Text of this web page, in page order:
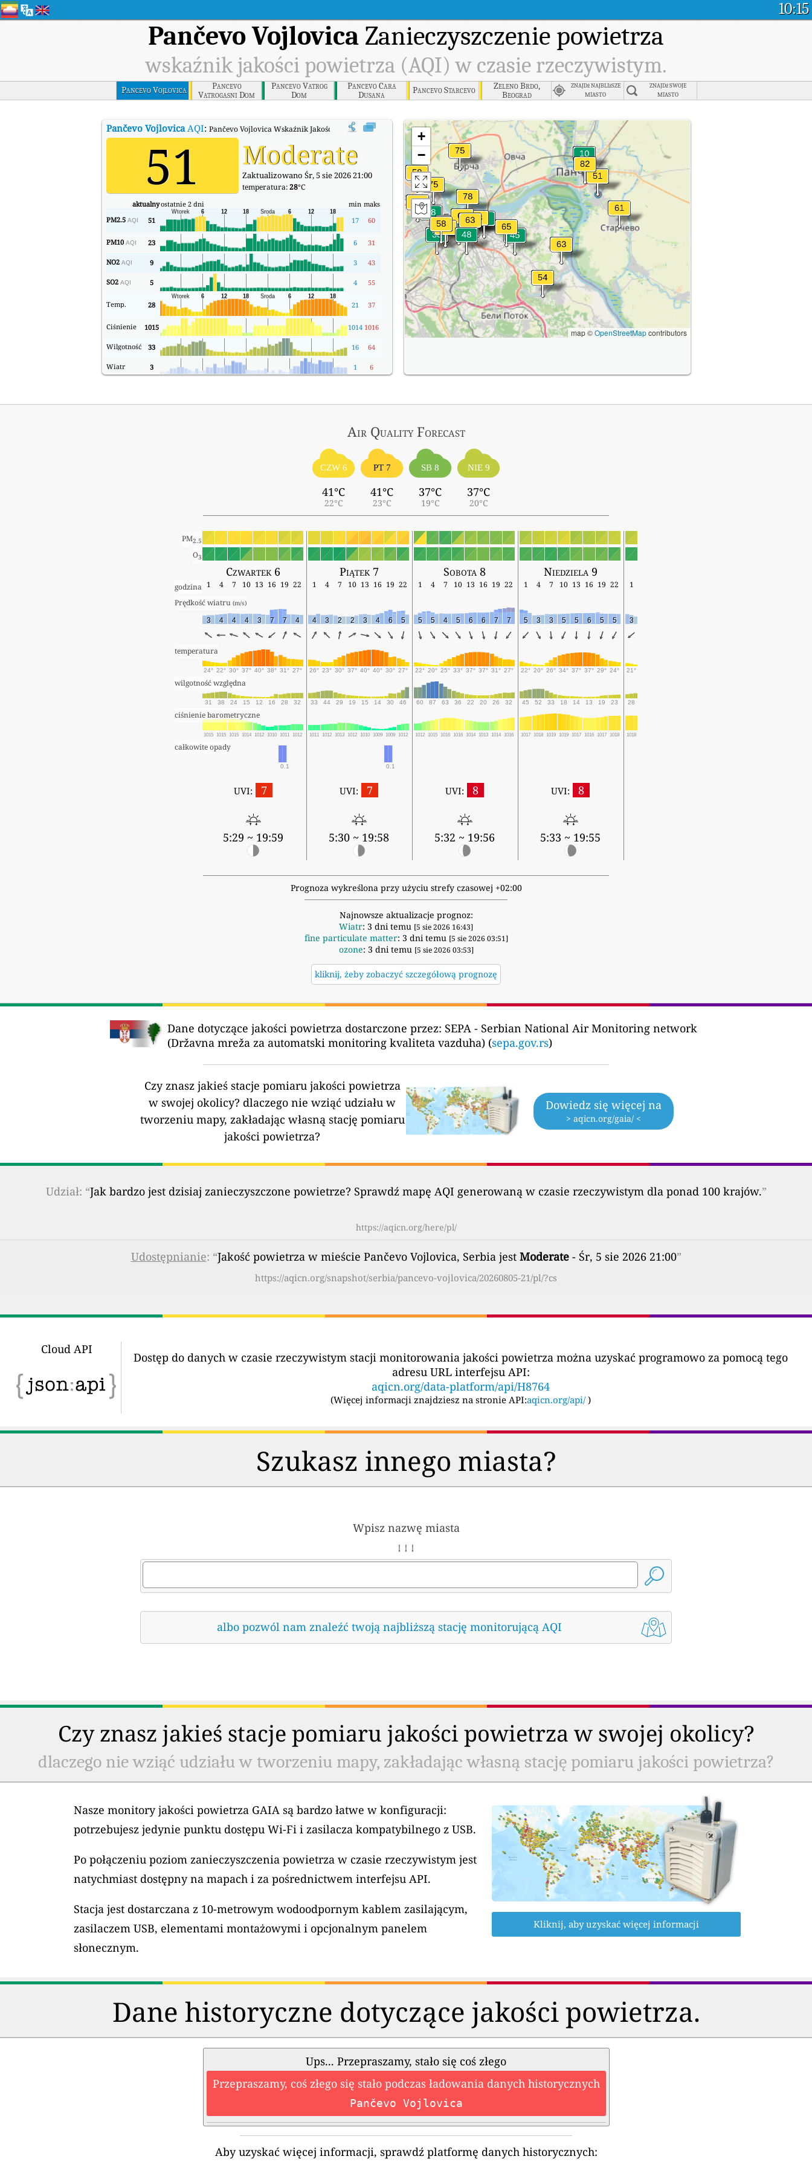
10:15
Pančevo Vojlovica Zanieczyszczenie powietrza
wskaźnik jakości powietrza (AQI) w czasie rzeczywistym.
Pancevo Vojlovica
Pancevo
Vatrogasni Dom
Pancevo Vatrog
Dom
Pancevo Cara
Dusana
Pancevo Starcevo
Zeleno Brdo,
Beograd
ZNAJDź NAJBLIżSZE
MIASTO
ZNAJDź SWOJE
MIASTO
Pančevo VojlovicaAQI: Pančevo Vojlovica Wskaźnik Jakości Powietrza (AQI) w czasie rzeczywistym.
51 Moderate
Zaktualizowano Śr, 5 sie 2026 21:00
temperatura:28°C
aktualnyostatnie 2 dni min maks
PM2.5 AQI 51 17 60
PM10 AQI 23 6 31
NO2 AQI 9 3 43
SO2 AQI 5 4 55
Temp. 28 21 37
Ciśnienie 1015 1014 1016
Wilgotność 33 16 64
Wiatr 3 1 6
+
−
map ©OpenStreetMapcontributors
Air QualityForecast
CZW 6
41°C
22°C
PT 7
41°C
23°C
SB 8
37°C
19°C
NIE 9
37°C
20°C
PM2.5
O3
Czwartek 6 Piątek 7 Sobota 8 Niedziela 9
godzina 1 4 7 10 13 16 19 22 1 4 7 10 13 16 19 22 1 4 7 10 13 16 19 22 1 4 7 10 13 16 19 22
1
Prędkość wiatru (m/s)
3 4 4 4 3 7 7 4 4 3 2 2 3 4 6 5 5 5 4 5 6 6 7 7 5 3 3 5 5 6 5 5 3
temperatura
24° 22° 30° 37° 40° 38° 31° 27° 26° 23° 30° 37° 40° 40° 30° 27° 22° 20° 25° 33° 37° 37° 31° 27° 22° 20° 26° 34° 37° 37° 29° 24° 21°
wilgotność względna
31 38 24 15 12 16 28 32 33 44 29 19 15 14 30 46 60 87 63 36 22 20 26 32 45 52 33 18 14 13 19 23 28
ciśnienie barometryczne
1015 1015 1015 1014 1012 1010 1011 1012 1011 1012 1013 1012 1010 1009 1009 1012 1012 1015 1016 1016 1014 1013 1014 1016 1017 1018 1019 1019 1017 1016 1017 1018 1018
całkowite opady
0.1 0.1
UVI: 7
5:29 ~ 19:59
UVI: 7
5:30 ~ 19:58
UVI: 8
5:32 ~ 19:56
UVI: 8
5:33 ~ 19:55
Prognoza wykreślona przy użyciu strefy czasowej +02:00
Najnowsze aktualizacje prognoz:
Wiatr: 3 dni temu [5 sie 2026 16:43]
fine particulate matter: 3 dni temu [5 sie 2026 03:51]
ozone: 3 dni temu [5 sie 2026 03:53]
kliknij, żeby zobaczyć szczegółową prognozę
Dane dotyczące jakości powietrza dostarczone przez: SEPA - Serbian National Air Monitoring network
(Državna mreža za automatski monitoring kvaliteta vazduha) (sepa.gov.rs)
Czy znasz jakieś stacje pomiaru jakości powietrza
w swojej okolicy? dlaczego nie wziąć udziału w
tworzeniu mapy, zakładając własną stację pomiaru
jakości powietrza?
Dowiedz się więcej na
> aqicn.org/gaia/ <
Udział: “Jak bardzo jest dzisiaj zanieczyszczone powietrze? Sprawdź mapę AQI generowaną w czasie rzeczywistym dla ponad 100 krajów.”
https://aqicn.org/here/pl/
Udostępnianie: “Jakość powietrza w mieście Pančevo Vojlovica, Serbia jest Moderate- Śr, 5 sie 2026 21:00”
https://aqicn.org/snapshot/serbia/pancevo-vojlovica/20260805-21/pl/?cs
Cloud API
Dostęp do danych w czasie rzeczywistym stacji monitorowania jakości powietrza można uzyskać programowo za pomocą tego
adresu URL interfejsu API:
aqicn.org/data-platform/api/H8764
(Więcej informacji znajdziesz na stronie API:aqicn.org/api/ )
Szukasz innego miasta?
Wpisz nazwę miasta
↓ ↓ ↓
albo pozwól nam znaleźć twoją najbliższą stację monitorującą AQI
Czy znasz jakieś stacje pomiaru jakości powietrza w swojej okolicy?
dlaczego nie wziąć udziału w tworzeniu mapy, zakładając własną stację pomiaru jakości powietrza?
Nasze monitory jakości powietrza GAIA są bardzo łatwe w konfiguracji:
potrzebujesz jedynie punktu dostępu Wi-Fi i zasilacza kompatybilnego z USB.
Po połączeniu poziom zanieczyszczenia powietrza w czasie rzeczywistym jest
natychmiast dostępny na mapach i za pośrednictwem interfejsu API.
Stacja jest dostarczana z 10-metrowym wodoodpornym kablem zasilającym,
zasilaczem USB, elementami montażowymi i opcjonalnym panelem
słonecznym.
Kliknij, aby uzyskać więcej informacji
Dane historyczne dotyczące jakości powietrza.
Ups... Przepraszamy, stało się coś złego
Przepraszamy, coś złego się stało podczas ładowania danych historycznych
Pančevo Vojlovica
Aby uzyskać więcej informacji, sprawdź platformę danych historycznych: